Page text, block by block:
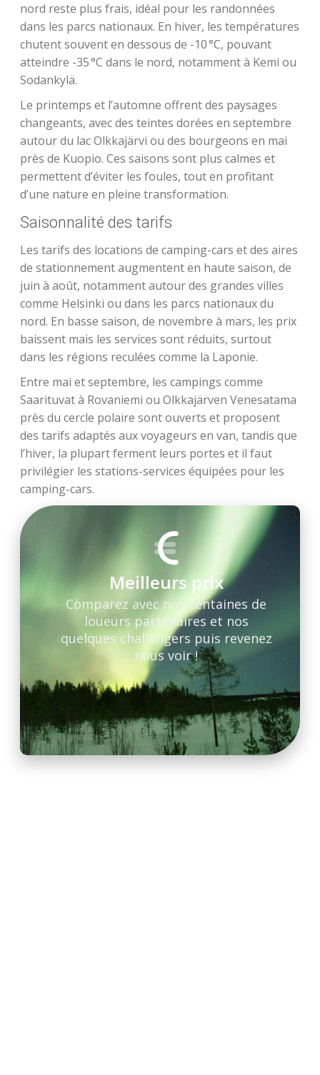
nord reste plus frais, idéal pour les randonnées
dans les parcs nationaux. En hiver, les températures
chutent souvent en dessous de -10 °C, pouvant
atteindre -35 °C dans le nord, notamment à Kemi ou
Sodankylä.
Le printemps et l’automne offrent des paysages
changeants, avec des teintes dorées en septembre
autour du lac Olkkajärvi ou des bourgeons en mai
près de Kuopio. Ces saisons sont plus calmes et
permettent d’éviter les foules, tout en profitant
d’une nature en pleine transformation.
Saisonnalité des tarifs
Les tarifs des locations de camping-cars et des aires
de stationnement augmentent en haute saison, de
juin à août, notamment autour des grandes villes
comme Helsinki ou dans les parcs nationaux du
nord. En basse saison, de novembre à mars, les prix
baissent mais les services sont réduits, surtout
dans les régions reculées comme la Laponie.
Entre mai et septembre, les campings comme
Saarituvat à Rovaniemi ou Olkkajärven Venesatama
près du cercle polaire sont ouverts et proposent
des tarifs adaptés aux voyageurs en van, tandis que
l’hiver, la plupart ferment leurs portes et il faut
privilégier les stations-services équipées pour les
camping-cars.
Meilleurs prix
Comparez avec nos centaines de
loueurs partenaires et nos
quelques challengers puis revenez
nous voir !